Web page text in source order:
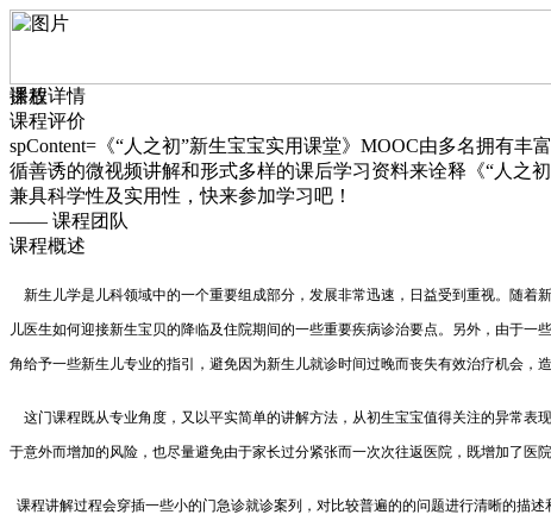
播放
课程详情
课程评价
spContent=《“人之初”新生宝宝实用课堂》MOOC由多名拥有
循善诱的微视频讲解和形式多样的课后学习资料来诠释《“人之
兼具科学性及实用性，快来参加学习吧！
—— 课程团队
课程概述
新生儿学是儿科领域中的一个重要组成部分，发展非常迅速，日益受到重视。随
儿医生如何迎接新生宝贝的降临及住院期间的一些重要疾病诊治要点。另外，由于
角给予一些新生儿专业的指引，避免因为新生儿就诊时间过晚而丧失有效治疗机会，造
这门课程既从专业角度，又以平实简单的讲解方法，从初生宝宝值得关注的异常
于意外而增加的风险，也尽量避免由于家长过分紧张而一次次往返医院，既增加了医
课程讲解过程会穿插一些小的门急诊就诊案列，对比较普遍的的问题进行清晰的描